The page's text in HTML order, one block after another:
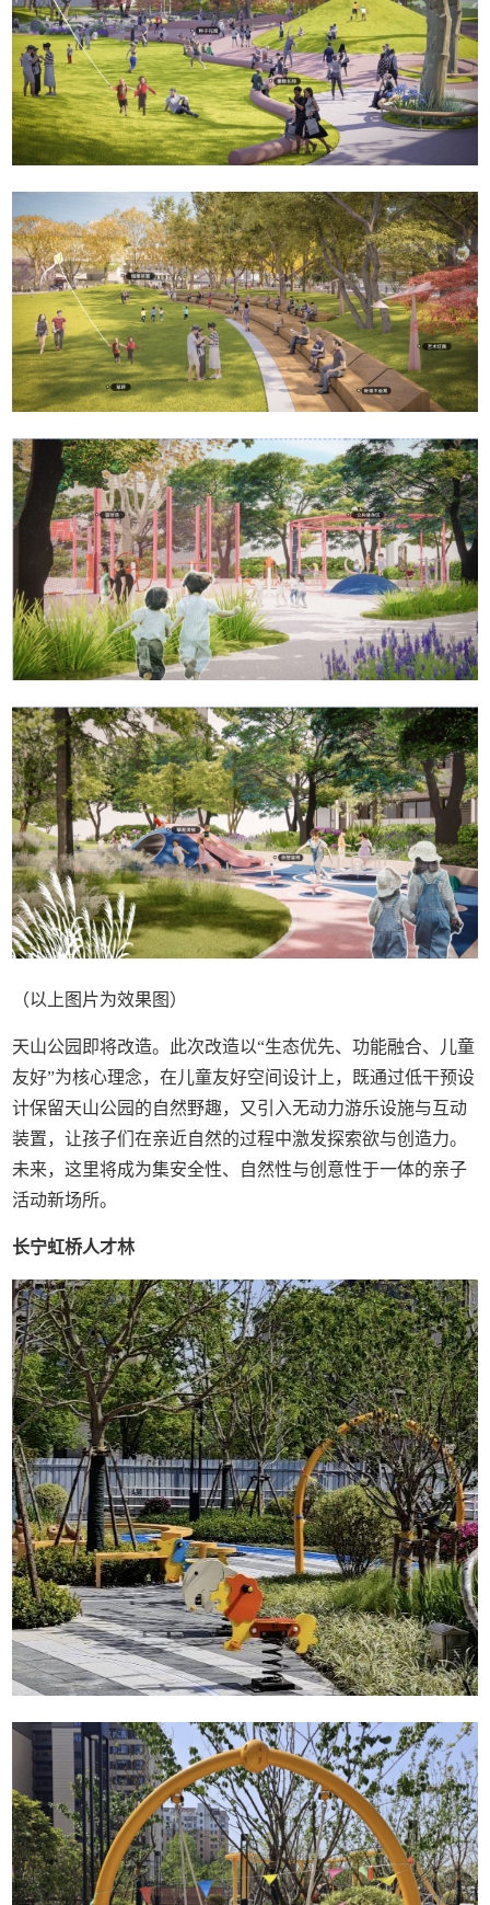
（以上图片为效果图）
天山公园即将改造。此次改造以“生态优先、功能融合、儿童
友好”为核心理念，在儿童友好空间设计上，既通过低干预设
计保留天山公园的自然野趣，又引入无动力游乐设施与互动
装置，让孩子们在亲近自然的过程中激发探索欲与创造力。
未来，这里将成为集安全性、自然性与创意性于一体的亲子
活动新场所。
长宁虹桥人才林